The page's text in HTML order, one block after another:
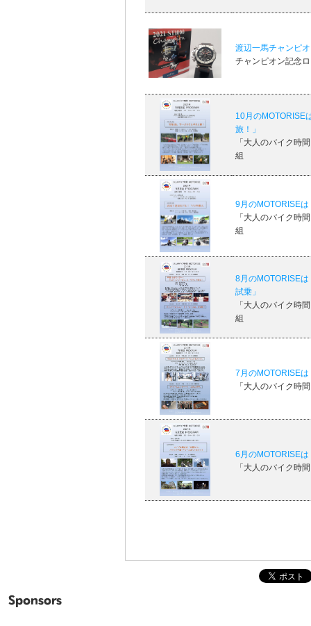
渡辺一馬チャンピ
チャンピオン記念
10月のMOTORISE
旅！」
「大人のバイク時
組
9月のMOTORISE
「大人のバイク時
組
8月のMOTORISE
試乗」
「大人のバイク時
組
7月のMOTORISE
「大人のバイク時
6月のMOTORISE
「大人のバイク時